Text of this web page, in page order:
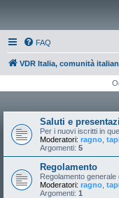
FAQ
VDR Italia, comunità
Saluti e
Per i nuovi iscritti in
Moderatori: ragno
Argomenti: 5
Regolamento
Regolamento generale
Moderatori: ragno
Argomenti: 1